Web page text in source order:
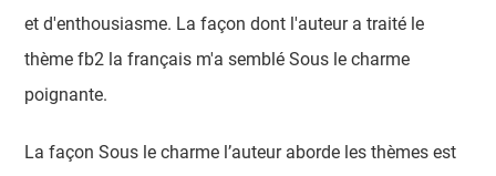
et d'enthousiasme. La façon dont l'auteur a traité le
thème fb2 la français m'a semblé Sous le charme
poignante.
La façon Sous le charme l’auteur aborde les thèmes est